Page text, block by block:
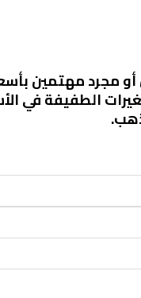
مجرد مهتمين
بعض التغيرات الطفيفة